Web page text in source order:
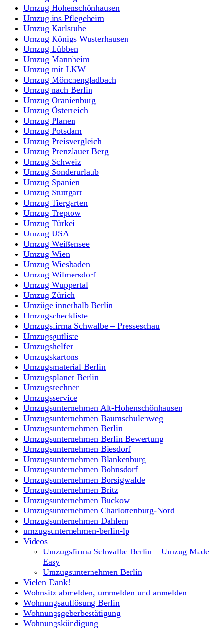
Umzug Hohenschönhausen
Umzug ins Pflegeheim
Umzug Karlsruhe
Umzug Königs Wusterhausen
Umzug Lübben
Umzug Mannheim
Umzug mit LKW
Umzug Mönchengladbach
Umzug nach Berlin
Umzug Oranienburg
Umzug Österreich
Umzug Planen
Umzug Potsdam
Umzug Preisvergleich
Umzug Prenzlauer Berg
Umzug Schweiz
Umzug Sonderurlaub
Umzug Spanien
Umzug Stuttgart
Umzug Tiergarten
Umzug Treptow
Umzug Türkei
Umzug USA
Umzug Weißensee
Umzug Wien
Umzug Wiesbaden
Umzug Wilmersdorf
Umzug Wuppertal
Umzug Zürich
Umzüge innerhalb Berlin
Umzugscheckliste
Umzugsfirma Schwalbe – Presseschau
Umzugsgutliste
Umzugshelfer
Umzugskartons
Umzugsmaterial Berlin
Umzugsplaner Berlin
Umzugsrechner
Umzugsservice
Umzugsunternehmen Alt-Hohenschönhausen
Umzugsunternehmen Baumschulenweg
Umzugsunternehmen Berlin
Umzugsunternehmen Berlin Bewertung
Umzugsunternehmen Biesdorf
Umzugsunternehmen Blankenburg
Umzugsunternehmen Bohnsdorf
Umzugsunternehmen Borsigwalde
Umzugsunternehmen Britz
Umzugsunternehmen Buckow
Umzugsunternehmen Charlottenburg-Nord
Umzugsunternehmen Dahlem
umzugsunternehmen-berlin-lp
Videos
Umzugsfirma Schwalbe Berlin – Umzug Made
Easy
Umzugsunternehmen Berlin
Vielen Dank!
Wohnsitz abmelden, ummelden und anmelden
Wohnungsauflösung Berlin
Wohnungsgeberbestätigung
Wohnungskündigung